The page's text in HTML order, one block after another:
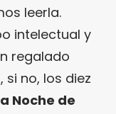
leerla.
intelectual y
regalado
no, los diez
Noche de